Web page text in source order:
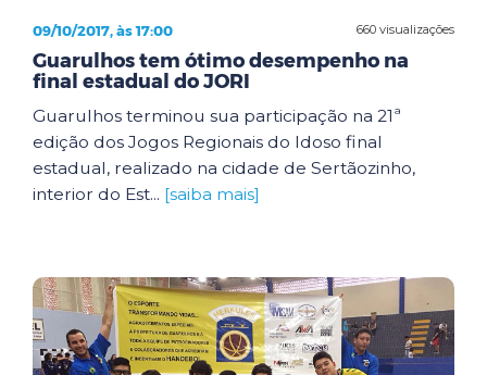
660 visualizações
09/10/2017, às 17:00
Guarulhos tem ótimo desempenho na
final estadual do JORI
Guarulhos terminou sua participação na 21ª
edição dos Jogos Regionais do Idoso final
estadual, realizado na cidade de Sertãozinho,
interior do Est... [saiba mais]